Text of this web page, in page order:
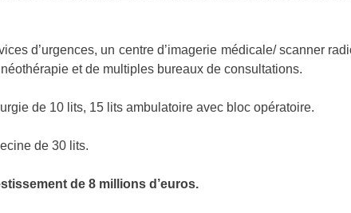
d’urgences, un centre d’imagerie médicale/ scanner
et de multiples bureaux de consultations.
de 10 lits, 15 lits ambulatoire avec bloc opératoire.
de 30 lits.
de 8 millions d’euros.